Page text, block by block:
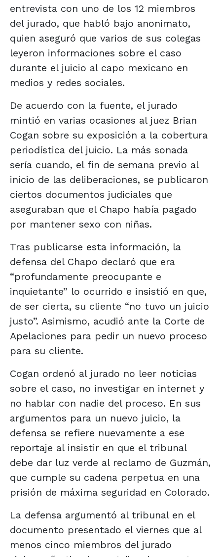
entrevista con uno de los 12 miembros
del jurado, que habló bajo anonimato,
quien aseguró que varios de sus colegas
leyeron informaciones sobre el caso
durante el juicio al capo mexicano en
medios y redes sociales.
De acuerdo con la fuente, el jurado
mintió en varias ocasiones al juez Brian
Cogan sobre su exposición a la cobertura
periodística del juicio. La más sonada
sería cuando, el fin de semana previo al
inicio de las deliberaciones, se publicaron
ciertos documentos judiciales que
aseguraban que el Chapo había pagado
por mantener sexo con niñas.
Tras publicarse esta información, la
defensa del Chapo declaró que era
“profundamente preocupante e
inquietante” lo ocurrido e insistió en que,
de ser cierta, su cliente “no tuvo un juicio
justo”. Asimismo, acudió ante la Corte de
Apelaciones para pedir un nuevo proceso
para su cliente.
Cogan ordenó al jurado no leer noticias
sobre el caso, no investigar en internet y
no hablar con nadie del proceso. En sus
argumentos para un nuevo juicio, la
defensa se refiere nuevamente a ese
reportaje al insistir en que el tribunal
debe dar luz verde al reclamo de Guzmán,
que cumple su cadena perpetua en una
prisión de máxima seguridad en Colorado.
La defensa argumentó al tribunal en el
documento presentado el viernes que al
menos cinco miembros del jurado